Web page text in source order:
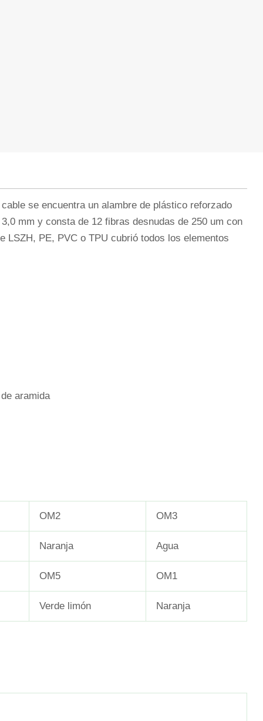
se encuentra un alambre de plástico reforzado
mm y consta de 12 fibras desnudas de 250 um con
PE, PVC o TPU cubrió todos los elementos
aramida
OM2 OM3
Naranja Agua
OM5 OM1
Verde limón Naranja